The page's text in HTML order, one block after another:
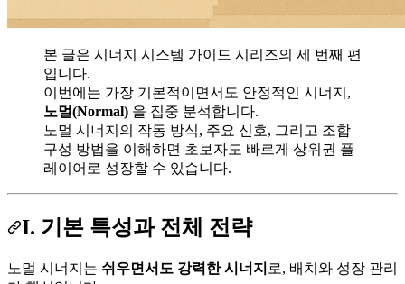
본 글은 시너지 시스템 가이드 시리즈의 세 번째 편
입니다.
이번에는 가장 기본적이면서도 안정적인 시너지,
노멀(Normal) 을 집중 분석합니다.
노멀 시너지의 작동 방식, 주요 신호, 그리고 조합
구성 방법을 이해하면 초보자도 빠르게 상위권 플
레이어로 성장할 수 있습니다.
I. 기본 특성과 전체 전략
노멀 시너지는 쉬우면서도 강력한 시너지 로, 배치와 성장 관리